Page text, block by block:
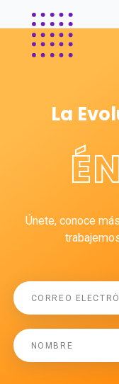
La
Únete, conoce